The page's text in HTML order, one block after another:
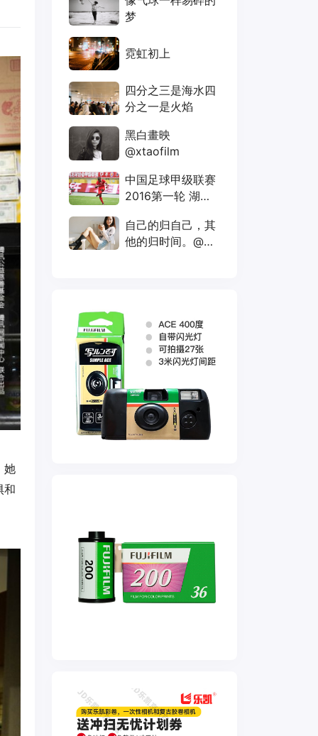
她
和
梦
霓虹初上
四分之三是海水四
分之一是火焰
黑白畫映
@xtaofilm
中国足球甲级联赛
2016第一轮 湖南
果0:0
自己的归自己，其
他的归时间。@人